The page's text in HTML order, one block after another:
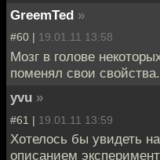
GreemTed »
#60 | 19.01.11 13:58
Мозг в голове
поменял свои свойства.
yvu »
#61 | 19.01.11 13:59
Хотелось бы увидеть
описанием